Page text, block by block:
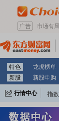
特色 龙虎榜单
新股
新股申购
行情中心 指数